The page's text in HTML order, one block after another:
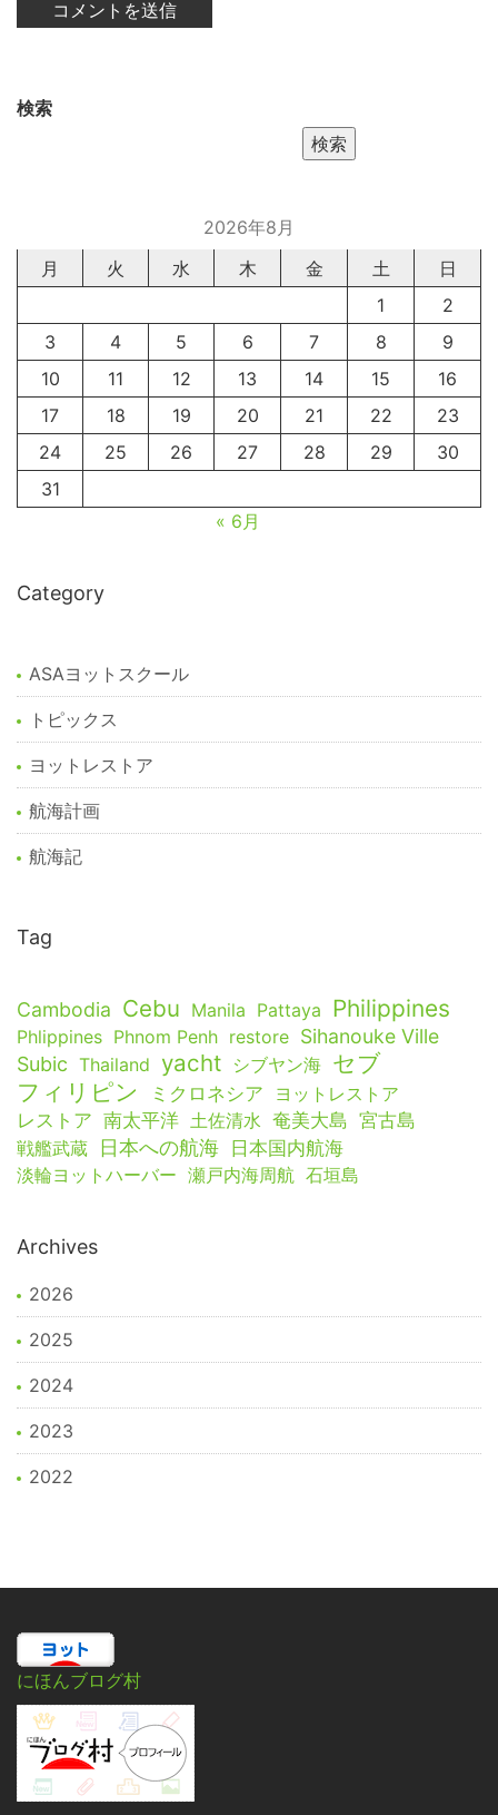
検索
検索
2026年8月
月
火 水 木 金 土
日
1
2
3
4 5 6 7 8
9
10
11 12 13 14 15
16
17
18 19 20 21 22
23
24
25 26 27 28 29
30
31
« 6月
Category
ASAヨットスクール
トピックス
ヨットレストア
航海計画
航海記
Tag
Cambodia Cebu Manila Pattaya Philippines
Phlippines Phnom Penh restore Sihanouke Ville
Subic Thailand yacht シブヤン海 セブ
フィリピン ミクロネシア
ヨットレストア
レストア 南太平洋 土佐清水 奄美大島 宮古島
戦艦武蔵 日本への航海
日本国内航海
淡輪ヨットハーバー 瀬戸内海周航 石垣島
Archives
2026
2025
2024
2023
2022
にほんブログ村